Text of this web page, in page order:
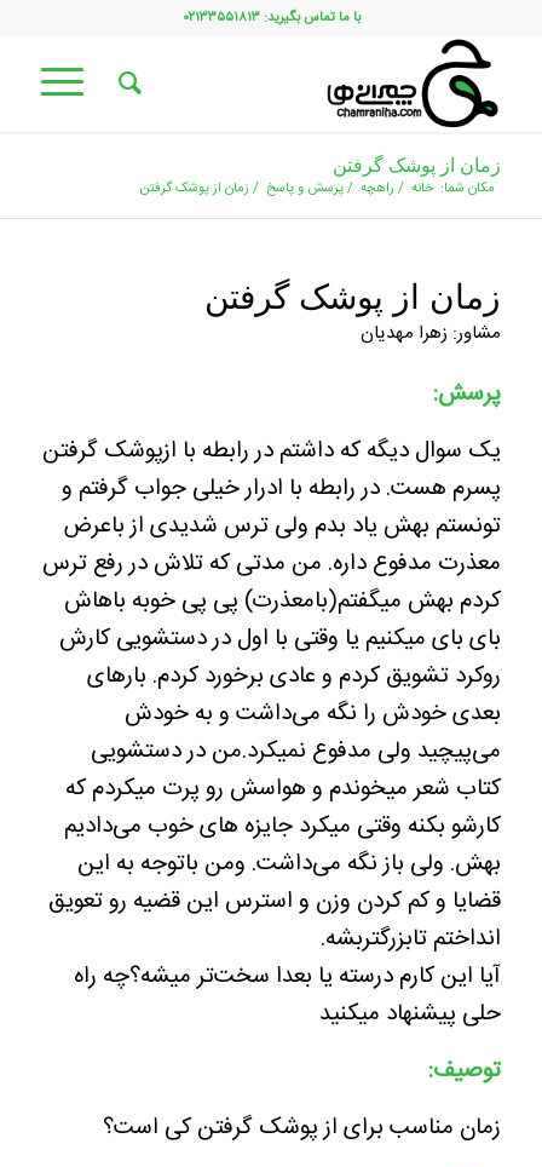
با ما تماس بگیرید: ۰۲۱۳۳۵۵۱۸۱۳
زمان از پوشک گرفتن
مکان شما: خانه / راهچه /پرسش و پاسخ / زمان از پوشک گرفتن
زمان از پوشک گرفتن
مشاور: زهرا مهدیان
پرسش:
یک سوال دیگه که داشتم در رابطه با ازپوشک گرفتن
پسرم هست. در رابطه با ادرار خیلی جواب گرفتم و
تونستم بهش یاد بدم ولی ترس شدیدی از باعرض
معذرت مدفوع داره.‌ من مدتی که تلاش در رفع ترس
کردم بهش میگفتم(بامعذرت) پی پی خوبه باهاش
بای بای میکنیم یا وقتی با اول در دستشویی کارش
روکرد تشویق کردم و عادی برخورد کردم. بارهای
بعدی خودش را نگه می‌داشت و به خودش
می‌پیچید ولی مدفوع نمیکرد‌.من در دستشویی
کتاب شعر میخوندم و هواسش رو پرت میکردم که
کارشو بکنه وقتی میکرد جایزه های خوب می‌دادیم
بهش. ولی باز نگه می‌داشت. ومن باتوجه به این
قضایا و کم کردن وزن و استرس این قضیه رو تعویق
انداختم تابزرگتربشه.
آیا این کارم درسته یا بعدا سخت‌تر میشه؟چه راه
حلی پیشنهاد میکنید
توصیف:
زمان مناسب برای از پوشک گرفتن کی است؟